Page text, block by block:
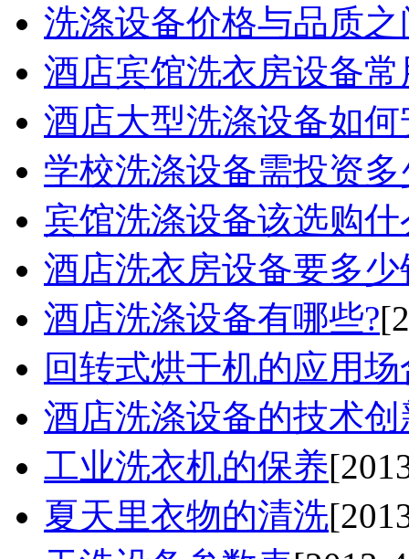
洗涤设备价格与品质之
酒店宾馆洗衣房设备常
酒店大型洗涤设备如何
学校洗涤设备需投资多
宾馆洗涤设备该选购什
酒店洗衣房设备要多少
酒店洗涤设备有哪些?
回转式烘干机的应用场
酒店洗涤设备的技术
工业洗衣机的保养
夏天里衣物的清洗